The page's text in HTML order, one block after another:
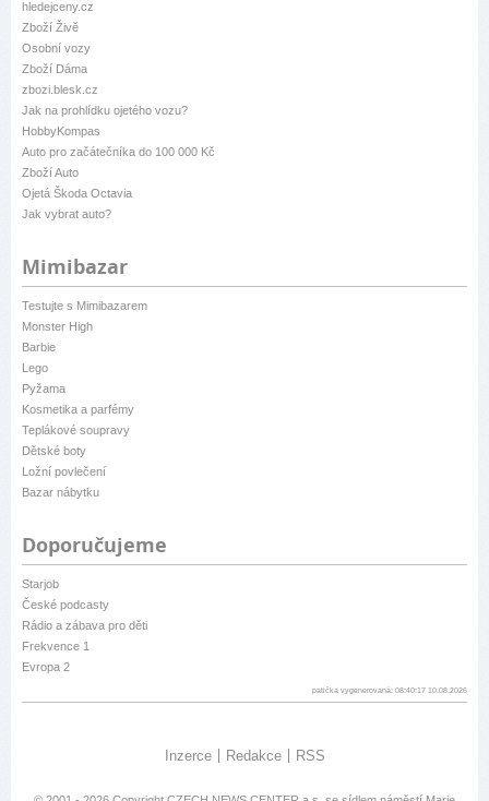
hledejceny.cz
Zboží Živě
Osobní vozy
Zboží Dáma
zbozi.blesk.cz
Jak na prohlídku ojetého vozu?
HobbyKompas
Auto pro začátečníka do 100 000 Kč
Zboží Auto
Ojetá Škoda Octavia
Jak vybrat auto?
Mimibazar
Testujte s Mimibazarem
Monster High
Barbie
Lego
Pyžama
Kosmetika a parfémy
Teplákové soupravy
Dětské boty
Ložní povlečení
Bazar nábytku
Doporučujeme
Starjob
České podcasty
Rádio a zábava pro děti
Frekvence 1
Evropa 2
patička vygenerovaná: 08:40:17 10.08.2026
Inzerce Redakce RSS